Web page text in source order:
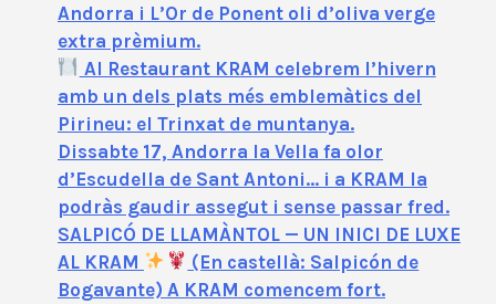
Andorra i L’Or de Ponent oli d’oliva verge
extra prèmium.
Al Restaurant KRAM celebrem l’hivern
amb un dels plats més emblemàtics del
Pirineu: el Trinxat de muntanya.
Dissabte 17, Andorra la Vella fa olor
d’Escudella de Sant Antoni… i a KRAM la
podràs gaudir assegut i sense passar fred.
SALPICÓ DE LLAMÀNTOL — UN INICI DE LUXE
AL KRAM
(En castellà: Salpicón de
Bogavante) A KRAM comencem fort.